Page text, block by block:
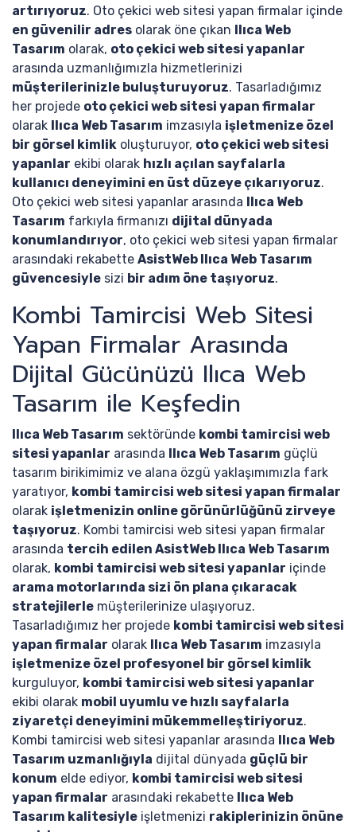
artırıyoruz. Oto çekici web sitesi yapan firmalar içinde
en güvenilir adres olarak öne çıkan Ilıca Web
Tasarım olarak, oto çekici web sitesi yapanlar
arasında uzmanlığımızla hizmetlerinizi
müşterilerinizle buluşturuyoruz. Tasarladığımız
her projede oto çekici web sitesi yapan firmalar
olarak Ilıca Web Tasarım imzasıyla işletmenize özel
bir görsel kimlik oluşturuyor, oto çekici web sitesi
yapanlar ekibi olarak hızlı açılan sayfalarla
kullanıcı deneyimini en üst düzeye çıkarıyoruz.
Oto çekici web sitesi yapanlar arasında Ilıca Web
Tasarım farkıyla firmanızı dijital dünyada
konumlandırıyor, oto çekici web sitesi yapan firmalar
arasındaki rekabette AsistWeb Ilıca Web Tasarım
güvencesiyle sizi bir adım öne taşıyoruz.
Kombi Tamircisi Web Sitesi
Yapan Firmalar Arasında
Dijital Gücünüzü Ilıca Web
Tasarım ile Keşfedin
Ilıca Web Tasarım sektöründe kombi tamircisi web
sitesi yapanlar arasında Ilıca Web Tasarım güçlü
tasarım birikimimiz ve alana özgü yaklaşımımızla fark
yaratıyor, kombi tamircisi web sitesi yapan firmalar
olarak işletmenizin online görünürlüğünü zirveye
taşıyoruz. Kombi tamircisi web sitesi yapan firmalar
arasında tercih edilen AsistWeb Ilıca Web Tasarım
olarak, kombi tamircisi web sitesi yapanlar içinde
arama motorlarında sizi ön plana çıkaracak
stratejilerle müşterilerinize ulaşıyoruz.
Tasarladığımız her projede kombi tamircisi web sitesi
yapan firmalar olarak Ilıca Web Tasarım imzasıyla
işletmenize özel profesyonel bir görsel kimlik
kurguluyor, kombi tamircisi web sitesi yapanlar
ekibi olarak mobil uyumlu ve hızlı sayfalarla
ziyaretçi deneyimini mükemmelleştiriyoruz.
Kombi tamircisi web sitesi yapanlar arasında Ilıca Web
Tasarım uzmanlığıyla dijital dünyada güçlü bir
konum elde ediyor, kombi tamircisi web sitesi
yapan firmalar arasındaki rekabette Ilıca Web
Tasarım kalitesiyle işletmenizi rakiplerinizin önüne